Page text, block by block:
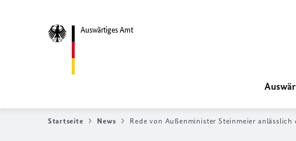
Auswärtiges Amt
Startseite News Rede von Außenminister Steinmeier